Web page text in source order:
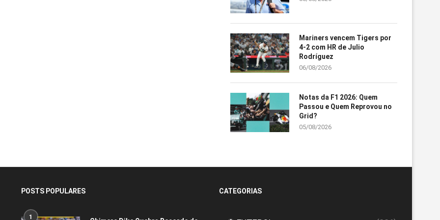
Mariners vencem Tigers por
4-2 com HR de Julio
Rodríguez
06/08/2026
Notas da F1 2026: Quem
Passou e Quem Reprovou no
Grid?
05/08/2026
POSTS POPULARES
1
CATEGORIAS